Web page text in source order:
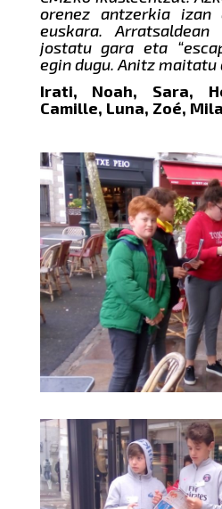
orenez antzerkia izan
euskara. Arratsaldean
jostatu gara eta
egin dugu. Anitz maitatu
Irati, Noah, Sara,
Camille, Luna, Zoé,